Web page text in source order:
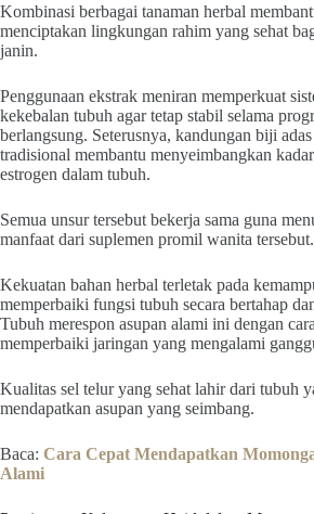
Kombinasi berbagai tanaman herbal
menciptakan lingkungan rahim yang sehat
janin.
Penggunaan ekstrak meniran memperkuat
kekebalan tubuh agar tetap stabil selama
berlangsung. Seterusnya, kandungan biji adas
tradisional membantu menyeimbangkan
estrogen dalam tubuh.
Semua unsur tersebut bekerja sama guna
manfaat dari suplemen promil wanita tersebut.
Kekuatan bahan herbal terletak pada
memperbaiki fungsi tubuh secara bertahap
Tubuh merespon asupan alami ini dengan cara
memperbaiki jaringan yang mengalami
Kualitas sel telur yang sehat lahir dari tubuh
mendapatkan asupan yang seimbang.
Baca: Cara Cepat Mendapatkan
Alami